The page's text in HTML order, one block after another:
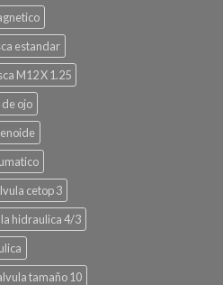
estandar
M12 X 1.25
de ojo
cetop 3
hidraulica 4/3
tamaño 10